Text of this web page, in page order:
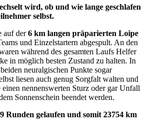
wird, ob und wie lange geschlafen
selbst.
auf der6 km langen präparierten Loipe
und Einzelstartern abgespult. An den
während des gesamten Laufs Helfer
in möglich besten Zustand zu halten. In
neuralgischen Punkte sogar
liesen auch genug Sorgfalt walten und
nennenswerten Sturz oder gar Unfall
Sonnenschein beendet werden.
Runden gelaufen und somit 23754 km